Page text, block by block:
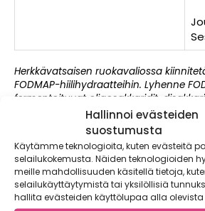
Hallinnoi evästeiden
suostumusta
Käytämme teknologioita, kuten evästeitä
selailukokemusta. Näiden teknologioiden
meille mahdollisuuden käsitellä tietoja,
selailukäyttäytymistä tai yksilöllisiä
hallita evästeiden käyttölupaa alla olevista
Herkkävatsaisen ruokavaliossa
FODMAP-hiilihydraatteihin. Lyhenne
fermentoituvat oligosakkaridit,
ja polyolit. Nämä ovat imeytymättömiä
loytyy myös monista vihanneksista,
marjoista. Kyseiset hiilihydraatit eivat
vaan kulkeutuvat paksusuoleen, jossa
tuottavat osalle ihmisistä suolisto-
Vihreä
Soveltuu FODMAP-ruokavalioon.